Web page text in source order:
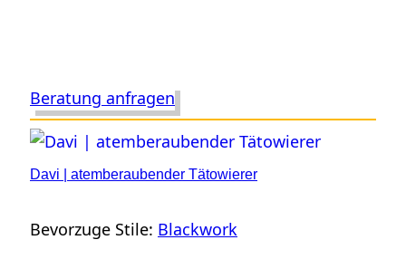
Beratung anfragen
Davi | atemberaubender Tätowierer
Bevorzuge Stile: Blackwork